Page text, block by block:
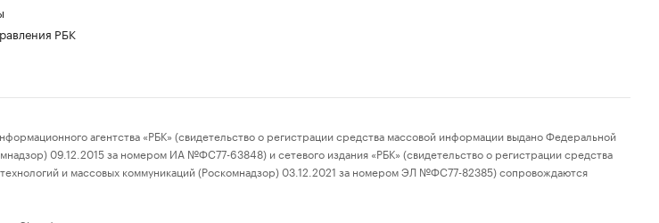
РБК
агентства «РБК» (свидетельство о регистрации средства массовой информации выдано Федеральной
09.12.2015 за номером ИА №ФС77-63848) и сетевого издания «РБК» (свидетельство о регистрации средства
и массовых коммуникаций (Роскомнадзор) 03.12.2021 за номером ЭЛ №ФС77-82385) сопровождаются